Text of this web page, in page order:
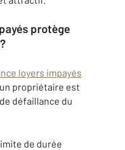
protège
loyers impayés
propriétaire est
défaillance du
de durée